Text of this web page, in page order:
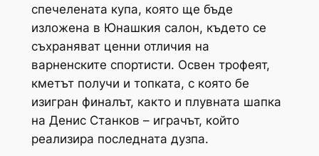
спечелената купа, която ще бъде
изложена в Юнашкия салон, където се
съхраняват ценни отличия на
варненските спортисти. Освен трофеят,
кметът получи и топката, с която бе
изигран финалът, както и плувната шапка
на Денис Станков – играчът, който
реализира последната дузпа.